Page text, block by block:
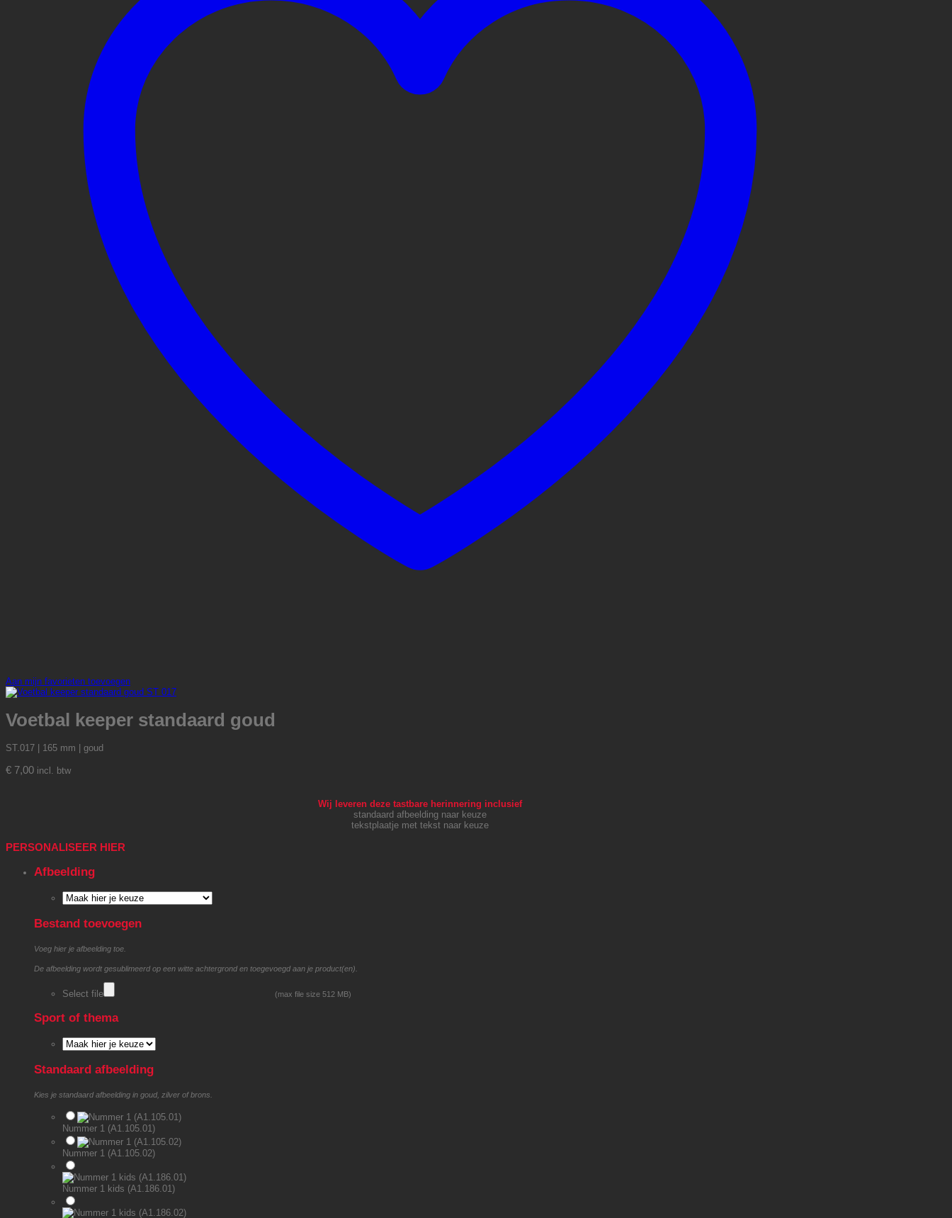
Aan mijn favorieten toevoegen
Voetbal keeper standaard goud
ST.017 | 165 mm | goud
€ 7,00 incl. btw
Wij leveren deze tastbare herinnering inclusief
standaard afbeelding naar keuze
tekstplaatje met tekst naar keuze
PERSONALISEER HIER
Afbeelding
Bestand toevoegen
Voeg hier je afbeelding toe.
De afbeelding wordt gesublimeerd op een witte achtergrond en toegevoegd aan je product(en).
Select file (max file size 512 MB)
Sport of thema
Standaard afbeelding
Kies je standaard afbeelding in goud, zilver of brons.
Nummer 1 (A1.105.01)
Nummer 1 (A1.105.02)
Nummer 1 kids (A1.186.01)